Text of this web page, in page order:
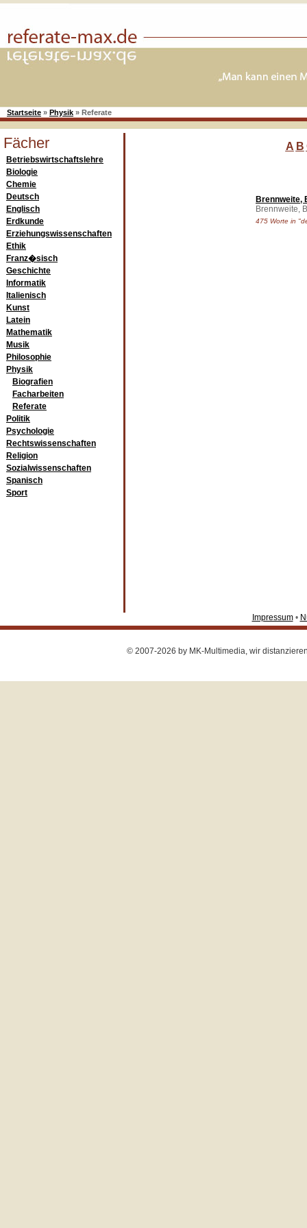
Startseite » Physik » Referate
Fächer
Betriebswirtschaftslehre
Biologie
Chemie
Deutsch
Englisch
Erdkunde
Erziehungswissenschaften
Ethik
Franz�sisch
Geschichte
Informatik
Italienisch
Kunst
Latein
Mathematik
Musik
Philosophie
Physik
Biografien
Facharbeiten
Referate
Politik
Psychologie
Rechtswissenschaften
Religion
Sozialwissenschaften
Spanisch
Sport
A B
Brennweite,
Brennweite,
475 Worte in
Impressum•
© 2007-2026 by MK-Multimedia, wir